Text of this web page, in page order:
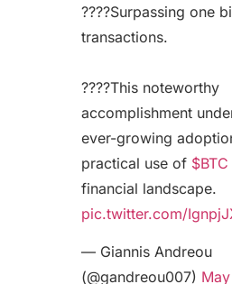
????Surpassing one
transactions.
????This noteworthy
accomplishment
ever-growing
practical use of $BTC
financial landscape.
pic.twitter.com/
— Giannis Andreou
(@gandreou007)